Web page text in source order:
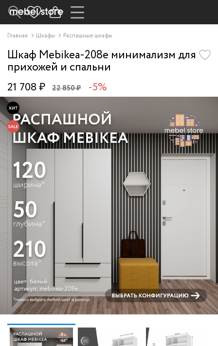
Главная Шкафы Распашные шкафы
Шкаф Mebikea-208e минимализм для
прихожей и спальни
21 708 ₽ 22 850 ₽ -5%